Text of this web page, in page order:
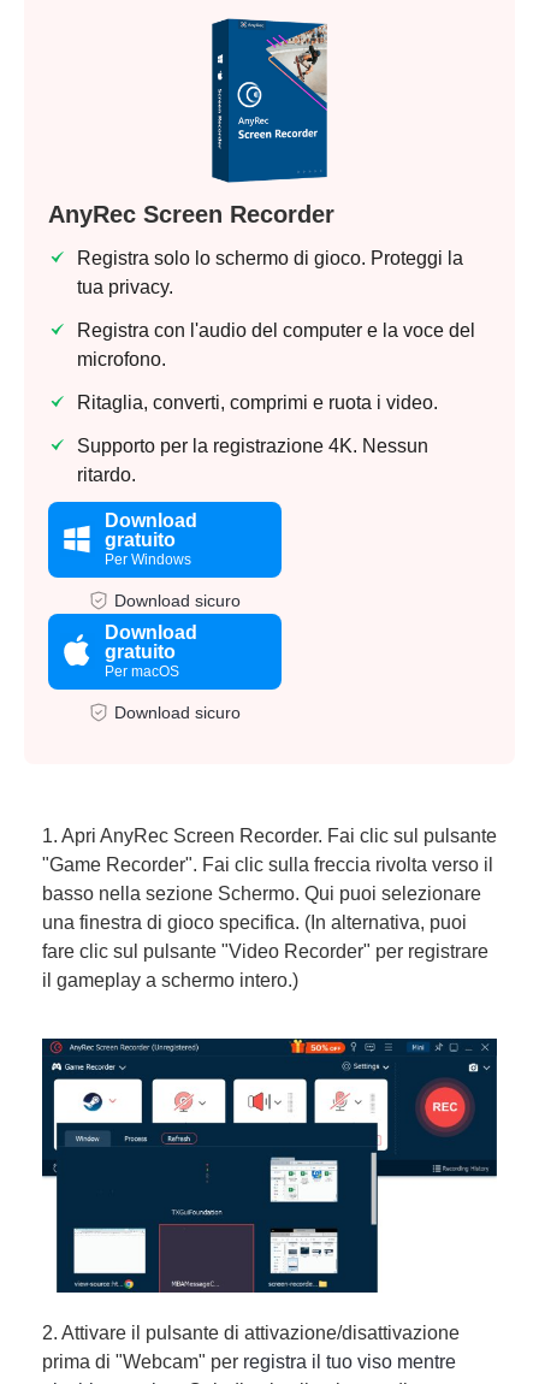
AnyRec Screen Recorder
Registra solo lo schermo di gioco. Proteggi la
tua privacy.
Registra con l'audio del computer e la voce del
microfono.
Ritaglia, converti, comprimi e ruota i video.
Supporto per la registrazione 4K. Nessun
ritardo.
Download
gratuito
Per Windows
Download sicuro
Download
gratuito
Per macOS
Download sicuro
1. Apri AnyRec Screen Recorder. Fai clic sul pulsante
"Game Recorder". Fai clic sulla freccia rivolta verso il
basso nella sezione Schermo. Qui puoi selezionare
una finestra di gioco specifica. (In alternativa, puoi
fare clic sul pulsante "Video Recorder" per registrare
il gameplay a schermo intero.)
2. Attivare il pulsante di attivazione/disattivazione
prima di "Webcam" per registra il tuo viso mentre